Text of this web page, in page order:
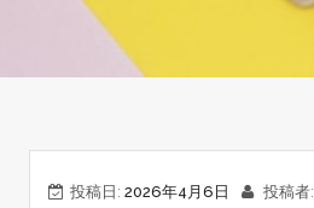
投稿日: 2026年4月6日 投稿者: